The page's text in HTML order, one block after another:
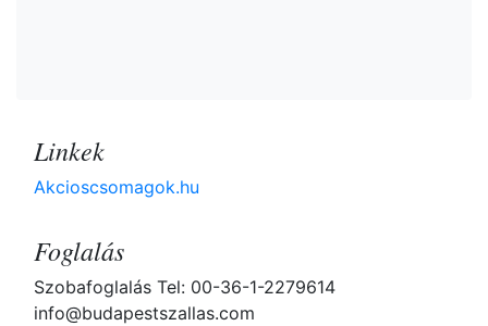
Linkek
Akcioscsomagok.hu
Foglalás
Szobafoglalás Tel: 00-36-1-2279614
info@budapestszallas.com